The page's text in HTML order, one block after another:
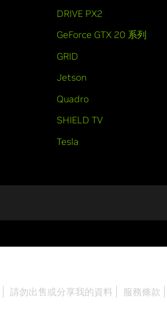
DRIVE PX2
GeForce GTX 20 系列
GRID
Jetson
Quadro
SHIELD TV
Tesla
請勿出售或分享我的資料 服務條款